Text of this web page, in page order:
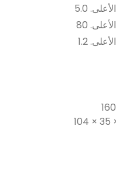
الأعلى. 5.0
الأعلى. 80
الأعلى. 1.2